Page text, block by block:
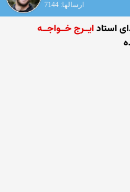
ارسالها: 7144
استادایــرج خــواجــه